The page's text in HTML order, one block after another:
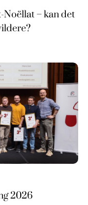
– kan det
2026